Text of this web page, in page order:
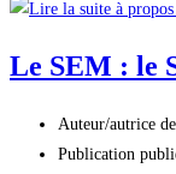
Le SEM : le
Auteur/autrice
Publication